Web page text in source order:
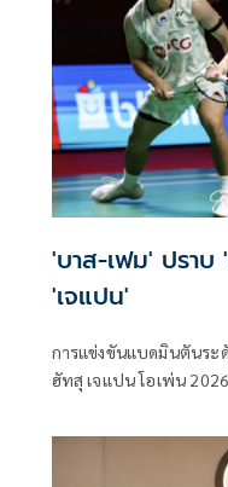
'บาส-เฟม' ปราบ 'เอ็ม-มุก' ลิ่
'เจแปน'
การแข่งขันแบดมินตันระ
ฮัทสุ เจแปน โอเพ่น